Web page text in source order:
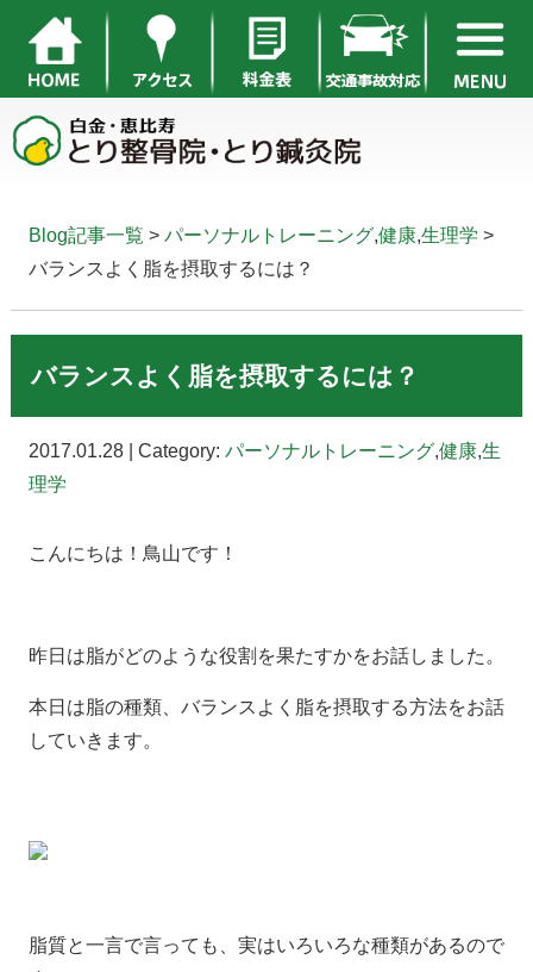
Blog記事一覧 > パーソナルトレーニング,健康,生理学 >
バランスよく脂を摂取するには？
バランスよく脂を摂取するには？
2017.01.28 | Category: パーソナルトレーニング,健康,生
理学
こんにちは！鳥山です！
昨日は脂がどのような役割を果たすかをお話しました。
本日は脂の種類、バランスよく脂を摂取する方法をお話
していきます。
脂質と一言で言っても、実はいろいろな種類があるので